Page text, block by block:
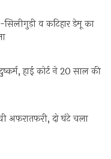
व कटिहार डेमू का
हाई कोर्ट ने 20 साल की
दो घंटे चला